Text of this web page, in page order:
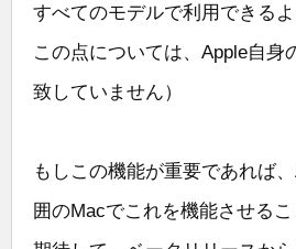
すべてのモデルで利用できるよ
この点については、Apple自身
致していません）
もしこの機能が重要であれば
囲のMacでこれを機能させる